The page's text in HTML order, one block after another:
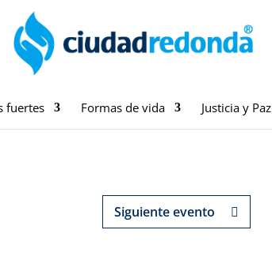
fuertes Formas de vida Justicia y Paz
Siguiente evento